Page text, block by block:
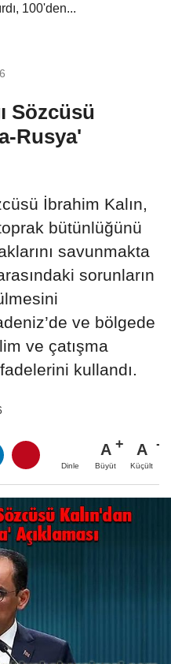
100'den...
Sözcüsü
Rusya'
İbrahim Kalın,
bütünlüğünü
savunmakta
sorunların
ve bölgede
ve çatışma
kullandı.
Dinle
A
Büyüt
A
Küçült